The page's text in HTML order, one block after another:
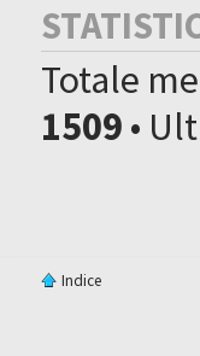
Totale
1509•
Indice